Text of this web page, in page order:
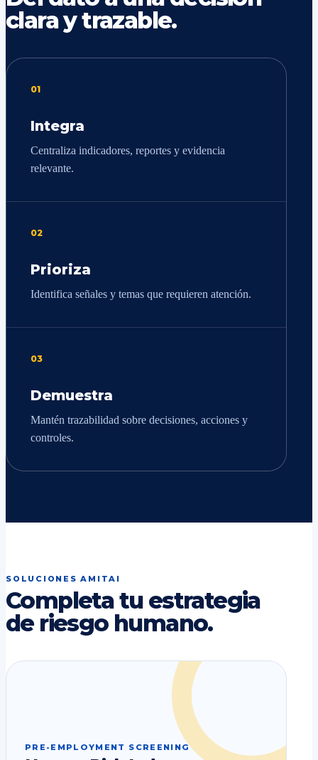
clara y trazable.
01
Integra
Centraliza indicadores, reportes y evidencia
relevante.
02
Prioriza
Identifica señales y temas que requieren atención.
03
Demuestra
Mantén trazabilidad sobre decisiones, acciones y
controles.
SOLUCIONES AMITAI
Completa tu estrategia
de riesgo humano.
PRE-EMPLOYMENT SCREENING